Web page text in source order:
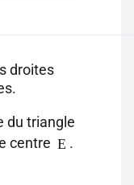
droites
du triangle
centre E .